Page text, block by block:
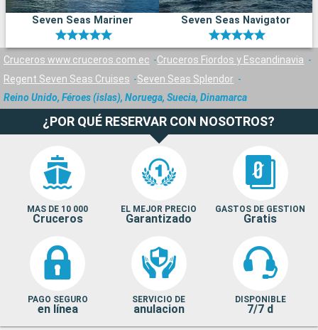
Seven Seas Mariner Seven Seas Navigator
Cruceros www.cruceros.com.ec
Cruceros Fiordos y Escandinavia
Regent Seven Seas Cruises
Seven Seas Splendor
Reino Unido, Féroes (islas), Noruega, Suecia, Dinamarca
¿POR QUÉ RESERVAR CON NOSOTROS?
MAS DE 10 000
Cruceros
EL MEJOR PRECIO
Garantizado
GASTOS DE GESTION
Gratis
PAGO SEGURO
en línea
SERVICIO DE
anulacion
DISPONIBLE
7/7 d